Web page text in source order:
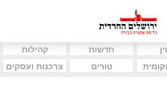
חדשות
קהילות
טורים צרכנות ועסקים